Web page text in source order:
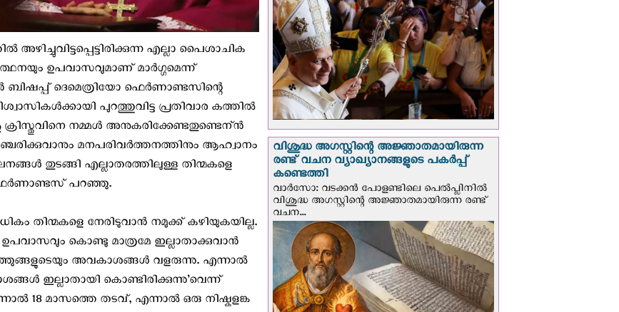
എല്ലാ പൈശാചിക
ഉപവാസവുമാണ് മാര്‍ഗ്ഗമെന്ന്
ദെമെത്രിയോ ഫെര്‍ണാണ്ടസിന്റെ
പുറത്തുവിട്ട പ്രതിവാര കത്തില്‍
നമ്മള്‍ അനുകരിക്കേണ്ടതുണ്ടെന്ന്‍
മനപരിവര്‍ത്തനത്തിനും ആഹ്വാനം
തുടങ്ങി എല്ലാതരത്തിലുള്ള തിന്മകളെ
പറഞ്ഞു.
തിന്മകളെ നേരിടുവാന്‍ നമുക്ക് കഴിയുകയില്ല.
കൊണ്ടു മാത്രമേ ഇല്ലാതാക്കുവാന്‍
അവകാശങ്ങള്‍ വളരുന്നു. എന്നാല്‍
ഇല്ലാതായി കൊണ്ടിരിക്കുന്നു’വെന്ന്
18 മാസത്തെ തടവ്, എന്നാല്‍ ഒരു നിഷ്കളങ്ക
വിശുദ്ധ അഗസ്റ്റിന്റെ അജ്ഞാതമായിരുന്ന
രണ്ട് വചന വ്യാഖ്യാനങ്ങളുടെ പകര്‍പ്പ്
കണ്ടെത്തി
വാര്‍സോ: വടക്കൻ പോളണ്ടിലെ പെൽപ്ലിനില്‍
വിശുദ്ധ അഗസ്റ്റിന്റെ അജ്ഞാതമായിരുന്ന രണ്ട്
വചന...